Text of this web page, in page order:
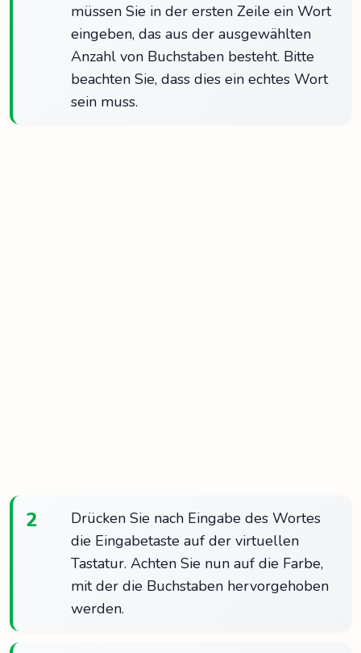
müssen Sie in der ersten Zeile ein Wort
eingeben, das aus der ausgewählten
Anzahl von Buchstaben besteht. Bitte
beachten Sie, dass dies ein echtes Wort
sein muss.
2
Drücken Sie nach Eingabe des Wortes
die Eingabetaste auf der virtuellen
Tastatur. Achten Sie nun auf die Farbe,
mit der die Buchstaben hervorgehoben
werden.